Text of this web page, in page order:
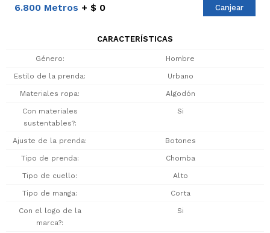
6.800 Metros $ 0 Canjear
CARACTERÍSTICAS
Género Hombre
Estilo de la prenda Urbano
Materiales ropa Algodón
Con materiales
sustentables?
Si
Ajuste de la prenda Botones
Tipo de prenda Chomba
Tipo de cuello Alto
Tipo de manga Corta
Con el logo de la
marca?
Si